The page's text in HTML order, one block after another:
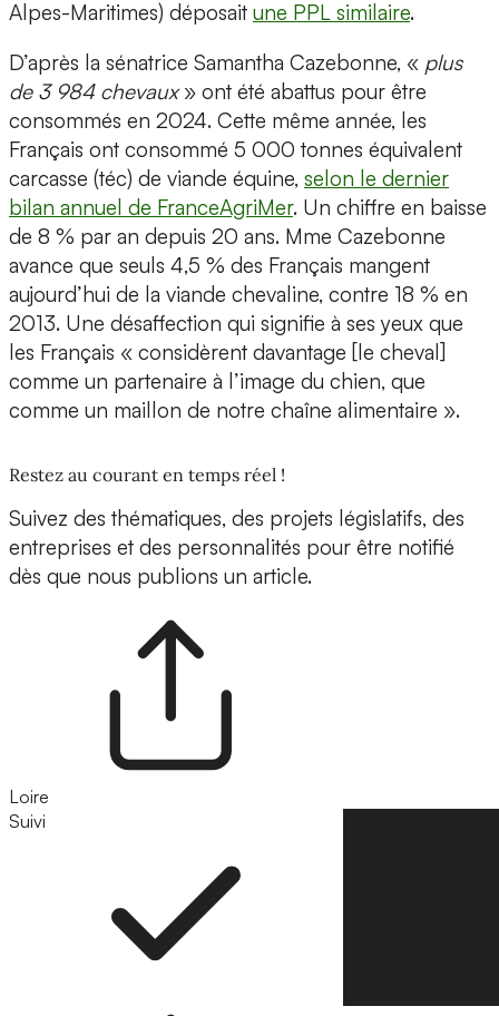
Alpes-Maritimes) déposait une PPL similaire.
D’après la sénatrice Samantha Cazebonne, « plus
de 3 984 chevaux» ont été abattus pour être
consommés en 2024. Cette même année, les
Français ont consommé 5 000 tonnes équivalent
carcasse (téc) de viande équine, selon le dernier
bilan annuel de FranceAgriMer. Un chiffre en baisse
de 8 % par an depuis 20 ans. Mme Cazebonne
avance que seuls 4,5 % des Français mangent
aujourd’hui de la viande chevaline, contre 18 % en
2013. Une désaffection qui signifie à ses yeux que
les Français « considèrent davantage [le cheval]
comme un partenaire à l’image du chien, que
comme un maillon de notre chaîne alimentaire ».
Restez au courant en temps réel !
Suivez des thématiques, des projets législatifs, des
entreprises et des personnalités pour être notifié
dès que nous publions un article.
Loire
Suivi